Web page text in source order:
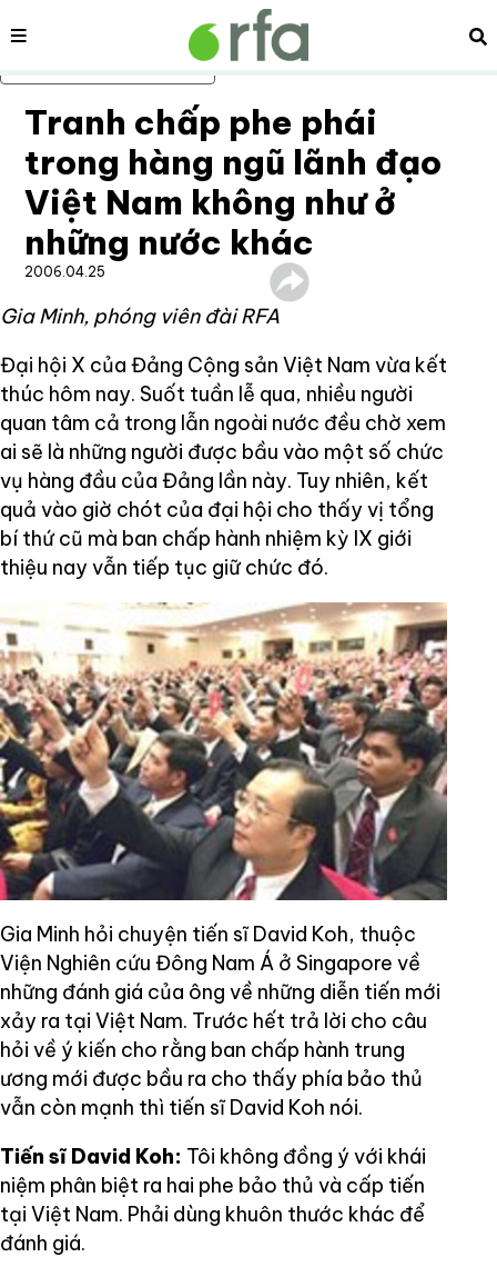
Bỏ qua nội dung chính
Nội dung
Tranh chấp phe phái
trong hàng ngũ lãnh đạo
Việt Nam không như ở
những nước khác
2006.04.25
Gia Minh, phóng viên đài RFA
Đại hội X của Đảng Cộng sản Việt Nam vừa kết
thúc hôm nay. Suốt tuần lễ qua, nhiều người
quan tâm cả trong lẫn ngoài nước đều chờ xem
ai sẽ là những người được bầu vào một số chức
vụ hàng đầu của Đảng lần này. Tuy nhiên, kết
quả vào giờ chót của đại hội cho thấy vị tổng
bí thứ cũ mà ban chấp hành nhiệm kỳ IX giới
thiệu nay vẫn tiếp tục giữ chức đó.
Gia Minh hỏi chuyện tiến sĩ David Koh, thuộc
Viện Nghiên cứu Đông Nam Á ở Singapore về
những đánh giá của ông về những diễn tiến mới
xảy ra tại Việt Nam. Trước hết trả lời cho câu
hỏi về ý kiến cho rằng ban chấp hành trung
ương mới được bầu ra cho thấy phía bảo thủ
vẫn còn mạnh thì tiến sĩ David Koh nói.
Tiến sĩ David Koh: Tôi không đồng ý với khái
niệm phân biệt ra hai phe bảo thủ và cấp tiến
tại Việt Nam. Phải dùng khuôn thước khác để
đánh giá.